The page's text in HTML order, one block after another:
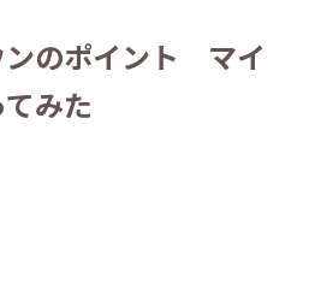
ンのポイント マイ
みた